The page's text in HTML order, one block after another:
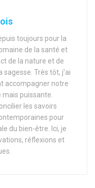
toujours pour la
de la santé et
de la nature et de
Très tôt, j’ai
accompagner notre
mais puissante.
les savoirs
pour
du bien-être. Ici, je
réflexions et